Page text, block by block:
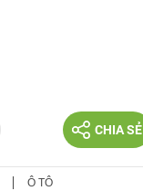
CHIA SẺ
Ô TÔ